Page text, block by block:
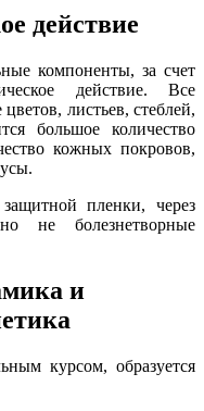
действие
компоненты, за счет
действие. Все
листьев, стеблей,
большое количество
кожных покровов,
пленки, через
не болезнетворные
и
курсом, образуется